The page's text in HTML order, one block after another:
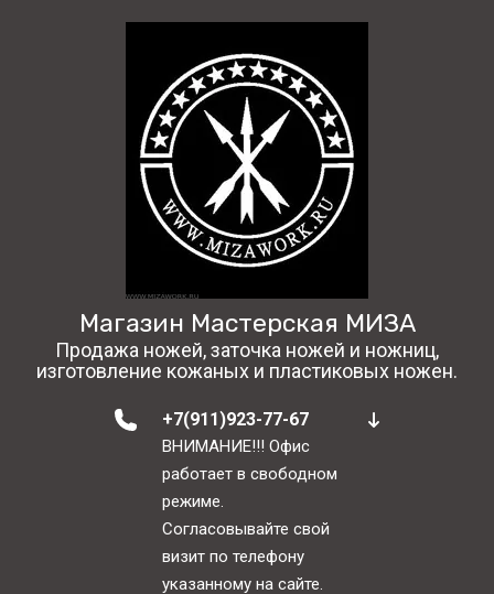
Магазин Мастерская МИЗА
Продажа ножей, заточка ножей и ножниц,
изготовление кожаных и пластиковых ножен.
+7(911)923-77-67
ВНИМАНИЕ!!! Офис
работает в свободном
режиме.
Согласовывайте свой
визит по телефону
указанному на сайте.